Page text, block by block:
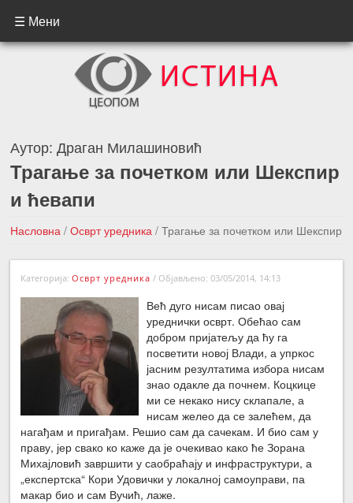
☰ Мени
Аутор:Драган Милашиновић
Трагање за почетком или Шекспир
и ћевапи
Насловна / Осврт уредника / Трагање за почетком или Шекспир
и ћевапи
←Претходна вест
Следећа вест →
Категорија:Осврт уредника / Објављено: 03/05/2014, 14:13
Већ дуго нисам писао овај
уреднички осврт. Обећао сам
добром пријатељу да ћу га
посветити новој Влади, а упркос
јасним резултатима избора нисам
знао одакле да почнем. Коцкице
ми се некако нису склапале, а
нисам желео да се залећем, да
нагађам и пригађам. Решио сам да сачекам. И био сам у
праву, јер свако ко каже да је очекивао како ће Зорана
Михајловић завршити у саобраћају и инфраструктури, а
„експертска“ Кори Удовички у локалној самоуправи, па
макар био и сам Вучић, лаже.